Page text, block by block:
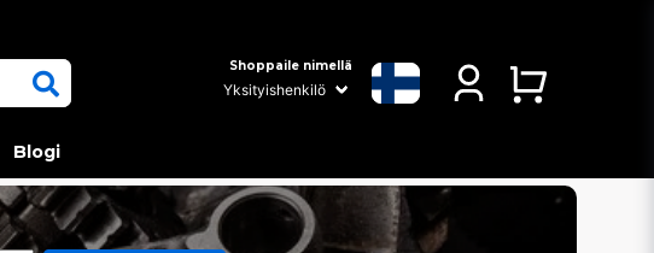
Shoppaile nimellä
Blogi